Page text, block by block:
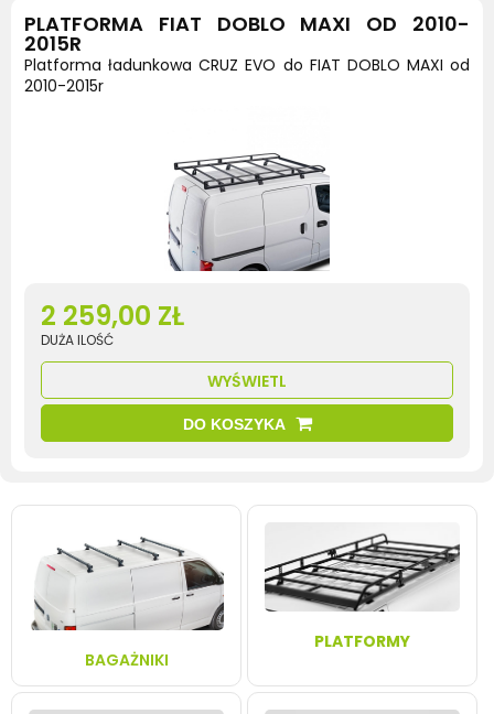
PLATFORMA FIAT DOBLO MAXI OD 2010-
2015R
Platforma ładunkowa CRUZ EVO do FIAT DOBLO MAXI od
2010-2015r
2 259,00 ZŁ
DUŻA ILOŚĆ
WYŚWIETL
DO KOSZYKA
BAGAŻNIKI
PLATFORMY